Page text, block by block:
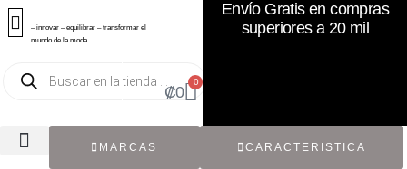
– innovar – equilibrar – transformar el
mundo de la moda
₡0
0
Envío Gratis en compras
superiores a 20 mil
MARCAS CARACTERISTICA